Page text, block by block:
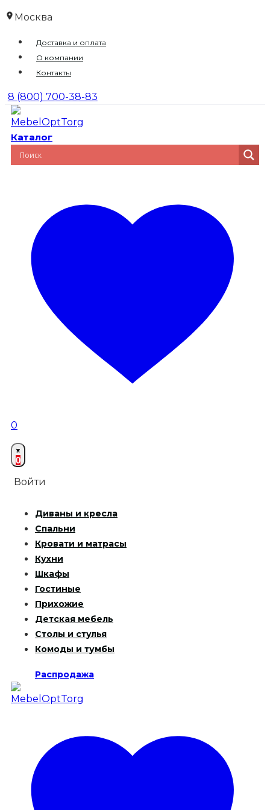
Перейти
содержимому
Москва
Доставка и оплата
О компании
Контакты
8 (800) 700-38-83
Каталог
0
0
Войти
Диваны и кресла
Спальни
Кровати и матрасы
Кухни
Шкафы
Гостиные
Прихожие
Детская мебель
Столы и стулья
Комоды и тумбы
Распродажа